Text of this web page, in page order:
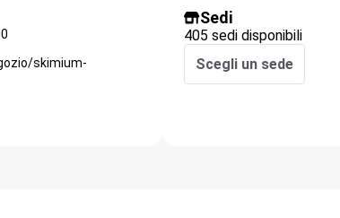
skimium-
Sedi
405 sedi disponibili
Scegli un sede